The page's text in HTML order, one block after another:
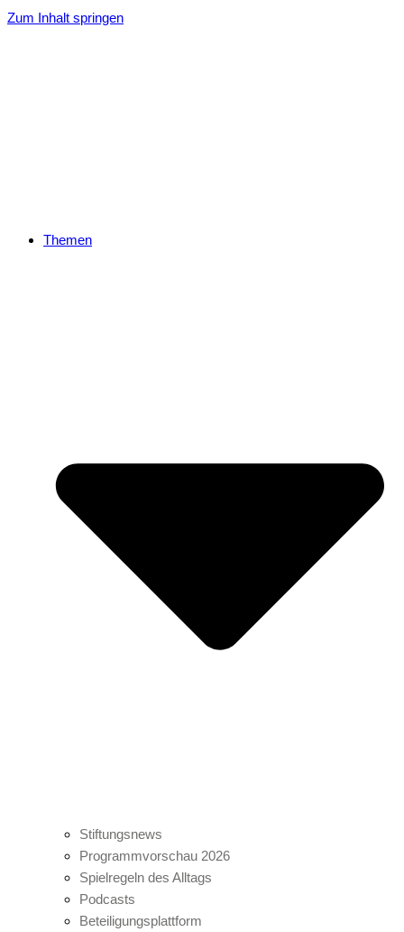
Zum Inhalt springen
Themen
Stiftungsnews
Programmvorschau 2026
Spielregeln des Alltags
Podcasts
Beteiligungsplattform